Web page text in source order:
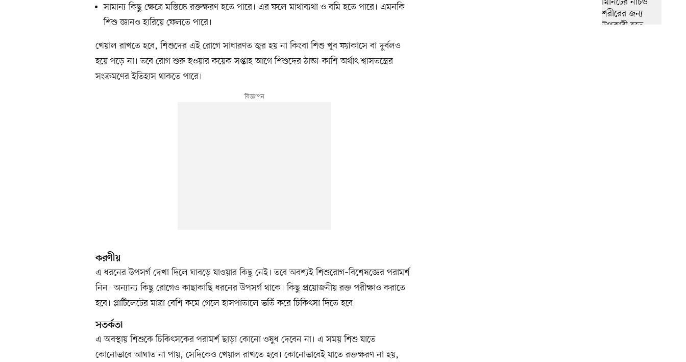
সামান্য কিছু ক্ষেত্রে মস্তিষ্কে রক্তক্ষরণ হতে পারে। এর ফলে মাথাব্যথা ও বমি হতে পারে। এমনকি
শিশু জ্ঞানও হারিয়ে ফেলতে পারে।
খেয়াল রাখতে হবে, শিশুদের এই রোগে সাধারণত জ্বর হয় না কিংবা শিশু খুব ফ্যাকাসে বা দুর্বলও
হয়ে পড়ে না। তবে রোগ শুরু হওয়ার কয়েক সপ্তাহ আগে শিশুদের ঠান্ডা-কাশি অর্থাৎ শ্বাসতন্ত্রের
সংক্রমণের ইতিহাস থাকতে পারে।
করণীয়
এ ধরনের উপসর্গ দেখা দিলে ঘাবড়ে যাওয়ার কিছু নেই। তবে অবশ্যই শিশুরোগ–বিশেষজ্ঞের পরামর্শ
নিন। অন্যান্য কিছু রোগেও কাছাকাছি ধরনের উপসর্গ থাকে। কিছু প্রয়োজনীয় রক্ত পরীক্ষাও করাতে
হবে। প্লাটিলেটের মাত্রা বেশি কমে গেলে হাসপাতালে ভর্তি করে চিকিৎসা দিতে হবে।
সতর্কতা
এ অবস্থায় শিশুকে চিকিৎসকের পরামর্শ ছাড়া কোনো ওষুধ দেবেন না। এ সময় শিশু যাতে
কোনোভাবে আঘাত না পায়, সেদিকেও খেয়াল রাখতে হবে। কোনোভাবেই যাতে রক্তক্ষরণ না হয়,